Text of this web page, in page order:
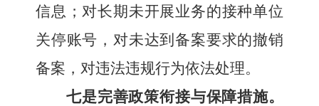
信息；对长期未开展业务的接种单位
关停账号，对未达到备案要求的撤销
备案，对违法违规行为依法处理。
七是完善政策衔接与保障措施。